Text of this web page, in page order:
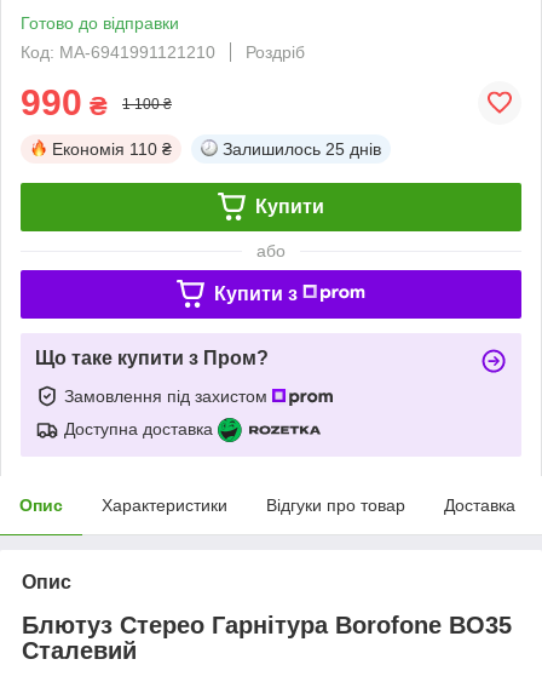
Готово до відправки
Код: MA-6941991121210
Роздріб
990 ₴ 1 100 ₴
Економія 110 ₴ Залишилось 25 днів
Купити
або
Купити з
Що таке купити з Пром?
Замовлення під захистом
Доступна доставка
Опис Характеристики Відгуки про товар Доставка
Опис
Блютуз Стерео Гарнітура Borofone BO35
Сталевий